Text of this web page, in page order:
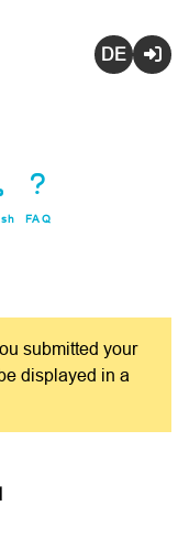
FAQ
submitted your
displayed in a